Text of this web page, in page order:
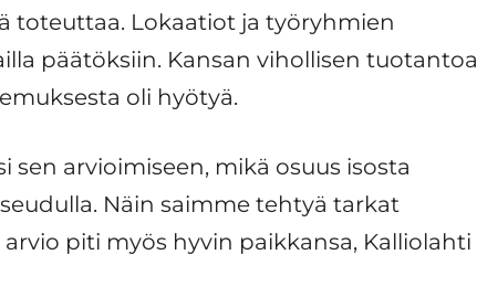
toteuttaa. Lokaatiot ja työryhmien
päätöksiin. Kansan vihollisen tuotantoa
oli hyötyä.
sen arvioimiseen, mikä osuus isosta
Näin saimme tehtyä tarkat
piti myös hyvin paikkansa, Kalliolahti